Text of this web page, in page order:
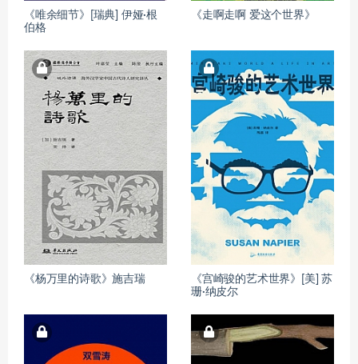
《唯余细节》[瑞典] 伊娅·根
伯格
《走啊走啊 爱这个世界》
《杨万里的诗歌》施吉瑞
《宫崎骏的艺术世界》[美] 苏
珊·纳皮尔